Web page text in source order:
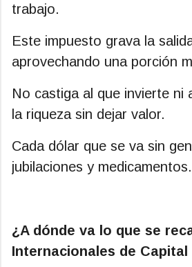
trabajo.
Este impuesto grava la
aprovechando una porción
No castiga al que invierte ni
la riqueza sin dejar valor.
Cada dólar que se va sin
jubilaciones y
¿A dónde va lo que se
Internacionales de Capital